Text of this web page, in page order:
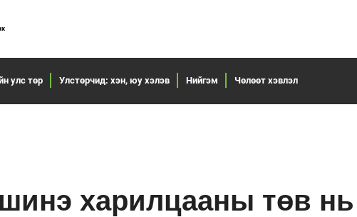
улс төр Улстөрчид: хэн, юу хэлэв Нийгэм Чөлөөт хэвлэл
харилцааны төв нь